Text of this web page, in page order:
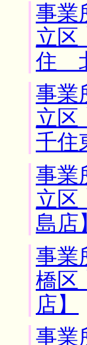
事業
立区
住
事業
立区
千住
事業
立区
島店
事業
橋区
店】
事業